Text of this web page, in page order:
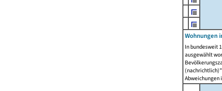
Wohnungen
In bundesweit
ausgewählt
Abweichungen